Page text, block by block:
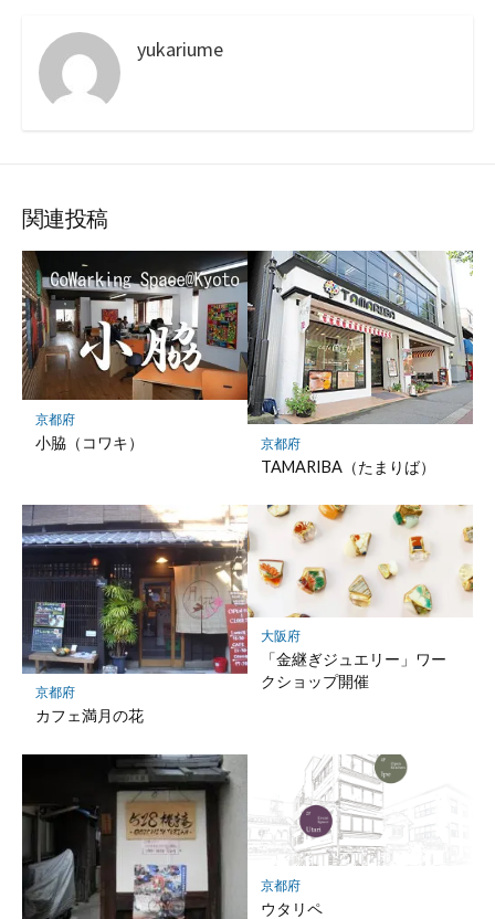
yukariume
関連投稿
京都府
小脇（コワキ） 京都府
TAMARIBA（たまりば）
京都府
カフェ満月の花
大阪府
「金継ぎジュエリー」ワー
クショップ開催
京都府
ウタリペ